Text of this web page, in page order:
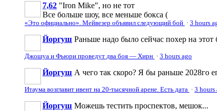
7,62 "Iron Mike", но не тот
Все больше шоу, все меньше бокса (
«Это официально». Мейвезер объявил следующий бой · 3 hours
Йоргуш Раньше надо было сейчас похер на этот
Джошуа и Фьюри проведут два боя — Хирн · 3 hours ago
Йоргуш А чего так скоро? Я бы раньше 2028го
Итаума возглавит ивент на 20-тысячной арене. Есть дата · 3 hours
Йоргуш Можешь тестить проспектов, мешок...